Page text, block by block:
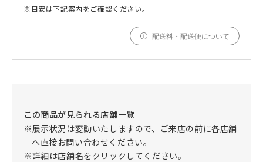
※目安は下記案内をご確認ください。
配送料・配送便について
この商品が見られる店舗一覧
※展示状況は変動いたしますので、ご来店の前に各店舗
へ直接お問い合わせください。
※詳細は店舗名をクリックしてください。